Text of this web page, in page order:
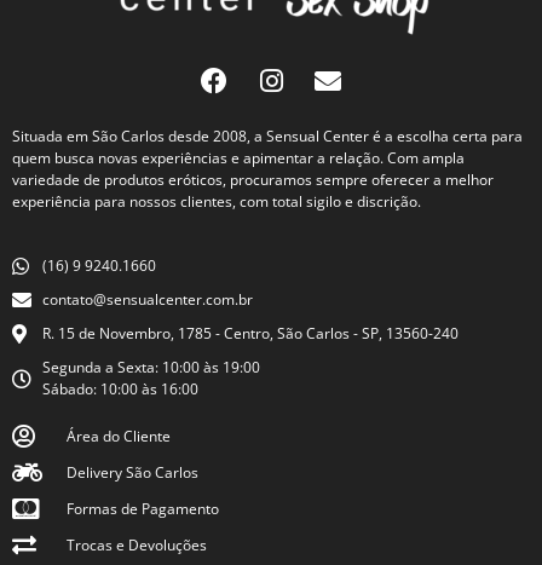
Situada em São Carlos desde 2008, a Sensual Center é a escolha certa para
quem busca novas experiências e apimentar a relação. Com ampla
variedade de produtos eróticos, procuramos sempre oferecer a melhor
experiência para nossos clientes, com total sigilo e discrição.
(16) 9 9240.1660
contato@sensualcenter.com.br
R. 15 de Novembro, 1785 - Centro, São Carlos - SP, 13560-240
Segunda a Sexta: 10:00 às 19:00
Sábado: 10:00 às 16:00
Área do Cliente
Delivery São Carlos
Formas de Pagamento
Trocas e Devoluções